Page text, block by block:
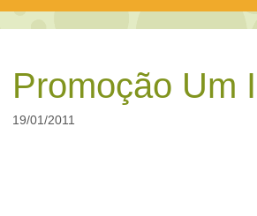
Promoção Um
19/01/2011